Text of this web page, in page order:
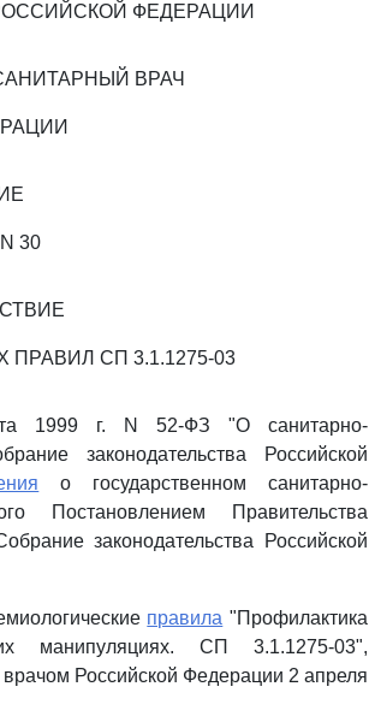
ФЕДЕРАЦИИ
ВРАЧ
30
СП 3.1.1275-03
1999 г. N 52-ФЗ "О санитарно-
законодательства Российской
о государственном санитарно-
Постановлением Правительства
законодательства Российской
правила "Профилактика
манипуляциях. СП 3.1.1275-03",
Российской Федерации 2 апреля